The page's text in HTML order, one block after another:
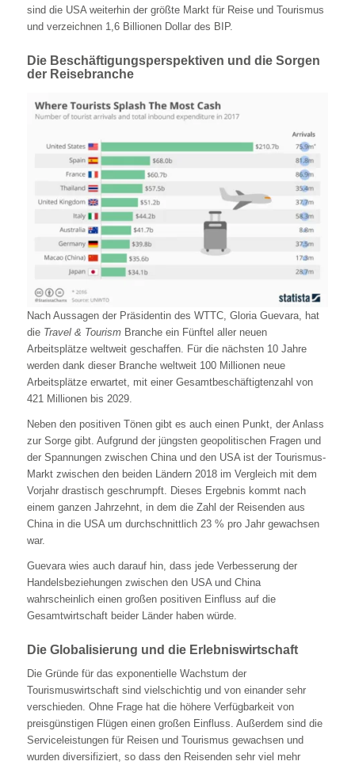
sind die USA weiterhin der größte Markt für Reise und Tourismus
und verzeichnen 1,6 Billionen Dollar des BIP.
Die Beschäftigungsperspektiven und die Sorgen
der Reisebranche
Nach Aussagen der Präsidentin des WTTC, Gloria Guevara, hat
die Travel & TourismBranche ein Fünftel aller neuen
Arbeitsplätze weltweit geschaffen. Für die nächsten 10 Jahre
werden dank dieser Branche weltweit 100 Millionen neue
Arbeitsplätze erwartet, mit einer Gesamtbeschäftigtenzahl von
421 Millionen bis 2029.
Neben den positiven Tönen gibt es auch einen Punkt, der Anlass
zur Sorge gibt. Aufgrund der jüngsten geopolitischen Fragen und
der Spannungen zwischen China und den USA ist der Tourismus-
Markt zwischen den beiden Ländern 2018 im Vergleich mit dem
Vorjahr drastisch geschrumpft. Dieses Ergebnis kommt nach
einem ganzen Jahrzehnt, in dem die Zahl der Reisenden aus
China in die USA um durchschnittlich 23 % pro Jahr gewachsen
war.
Guevara wies auch darauf hin, dass jede Verbesserung der
Handelsbeziehungen zwischen den USA und China
wahrscheinlich einen großen positiven Einfluss auf die
Gesamtwirtschaft beider Länder haben würde.
Die Globalisierung und die Erlebniswirtschaft
Die Gründe für das exponentielle Wachstum der
Tourismuswirtschaft sind vielschichtig und von einander sehr
verschieden. Ohne Frage hat die höhere Verfügbarkeit von
preisgünstigen Flügen einen großen Einfluss. Außerdem sind die
Serviceleistungen für Reisen und Tourismus gewachsen und
wurden diversifiziert, so dass den Reisenden sehr viel mehr